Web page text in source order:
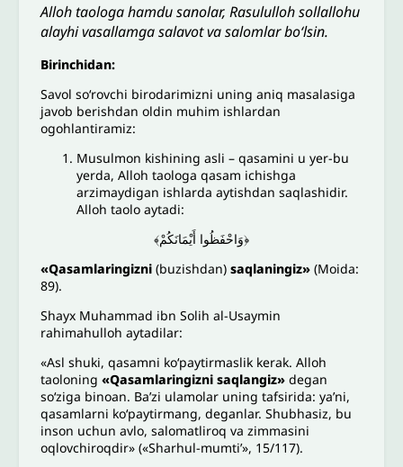
Alloh taologa hamdu sanolar, Rasululloh sollallohu
alayhi vasallamga salavot va salomlar bo‘lsin.
Birinchidan:
Savol so‘rovchi birodarimizni uning aniq masalasiga
javob berishdan oldin muhim ishlardan
ogohlantiramiz:
Musulmon kishining asli – qasamini u yer-bu
yerda, Alloh taologa qasam ichishga
arzimaydigan ishlarda aytishdan saqlashidir.
Alloh taolo aytadi:
﴿وَاحْفَظُوا أَيْمَانَكُمْ﴾
«Qasamlaringizni(buzishdan) saqlaningiz» (Moida:
89).
Shayx Muhammad ibn Solih al-Usaymin
rahimahulloh aytadilar:
«Asl shuki, qasamni ko‘paytirmaslik kerak. Alloh
taoloning«Qasamlaringizni saqlangiz» degan
so‘ziga binoan. Ba’zi ulamolar uning tafsirida: ya’ni,
qasamlarni ko‘paytirmang, deganlar. Shubhasiz, bu
inson uchun avlo, salomatliroq va zimmasini
oqlovchiroqdir» («Sharhul-mumti’», 15/117).